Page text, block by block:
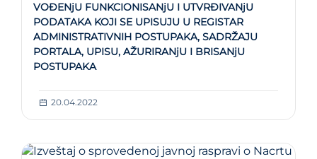
VOĐENjU FUNKCIONISANjU I UTVRĐIVANjU
PODATAKA KOJI SE UPISUJU U REGISTAR
ADMINISTRATIVNIH POSTUPAKA, SADRŽAJU
PORTALA, UPISU, AŽURIRANjU I BRISANjU
POSTUPAKA
20.04.2022